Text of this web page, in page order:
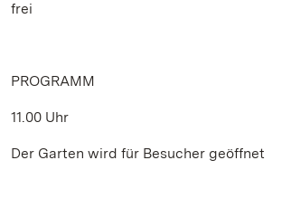
frei
PROGRAMM
11.00 Uhr
Der Garten wird für Besucher geöffnet